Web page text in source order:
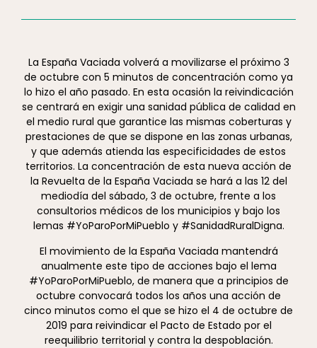
La España Vaciada volverá a movilizarse el próximo 3
de octubre con 5 minutos de concentración como ya
lo hizo el año pasado. En esta ocasión la reivindicación
se centrará en exigir una sanidad pública de calidad en
el medio rural que garantice las mismas coberturas y
prestaciones de que se dispone en las zonas urbanas,
y que además atienda las especificidades de estos
territorios. La concentración de esta nueva acción de
la Revuelta de la España Vaciada se hará a las 12 del
mediodía del sábado, 3 de octubre, frente a los
consultorios médicos de los municipios y bajo los
lemas #YoParoPorMiPueblo y #SanidadRuralDigna.
El movimiento de la España Vaciada mantendrá
anualmente este tipo de acciones bajo el lema
#YoParoPorMiPueblo, de manera que a principios de
octubre convocará todos los años una acción de
cinco minutos como el que se hizo el 4 de octubre de
2019 para reivindicar el Pacto de Estado por el
reequilibrio territorial y contra la despoblación.